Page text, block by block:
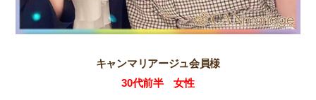
キャンマリアージュ会員様
30代前半 女性